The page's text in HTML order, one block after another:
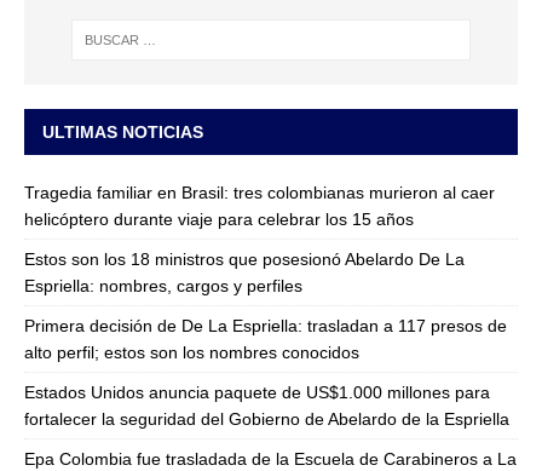
ULTIMAS NOTICIAS
Tragedia familiar en Brasil: tres colombianas murieron al caer
helicóptero durante viaje para celebrar los 15 años
Estos son los 18 ministros que posesionó Abelardo De La
Espriella: nombres, cargos y perfiles
Primera decisión de De La Espriella: trasladan a 117 presos de
alto perfil; estos son los nombres conocidos
Estados Unidos anuncia paquete de US$1.000 millones para
fortalecer la seguridad del Gobierno de Abelardo de la Espriella
Epa Colombia fue trasladada de la Escuela de Carabineros a La